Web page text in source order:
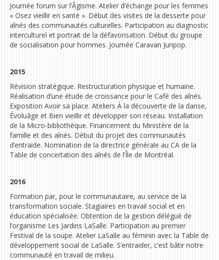
Journée forum sur l’Âgisme. Atelier d’échange pour les femmes
« Osez vieillir en santé ». Début des visites de la desserte pour
aînés des communautés culturelles. Participation au diagnostic
interculturel et portrait de la défavorisation. Début du groupe
de socialisation pour hommes. Journée Caravan Juripop.
2015
Révision stratégique. Restructuration physique et humaine.
Réalisation d’une étude de croissance pour le Café des aînés.
Exposition Avoir sa place. Ateliers À la découverte de la danse,
Évoluâge et Bien vieillir et développer son réseau. Installation
de la Micro-bibliothèque. Financement du Ministère de la
famille et des aînés. Début du projet des communautés
d’entraide. Nomination de la directrice générale au CA de la
Table de concertation des aînés de l’Île de Montréal.
2016
Formation par, pour le communautaire, au service de la
transformation sociale. Stagiaires en travail social et en
éducation spécialisée. Obtention de la gestion délégué de
l’organisme Les Jardins LaSalle. Participation au premier
Festival de la soupe. Atelier LaSalle au féminin avec la Table de
développement social de LaSalle. S’entraider, c’est bâtir notre
communauté en travail de milieu.